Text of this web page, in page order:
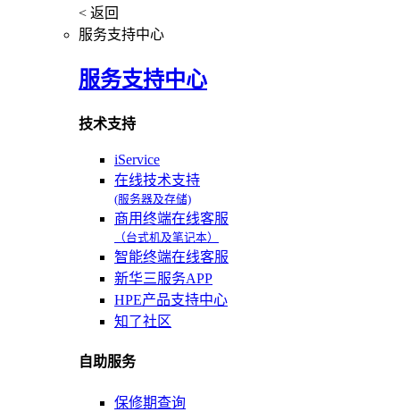
< 返回
服务支持中心
服务支持中心
技术支持
iService
在线技术支持
(服务器及存储)
商用终端在线客服
（台式机及笔记本）
智能终端在线客服
新华三服务APP
HPE产品支持中心
知了社区
自助服务
保修期查询